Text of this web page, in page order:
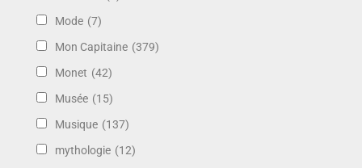
Mode (7)
Mon Capitaine (379)
Monet (42)
Musée (15)
Musique (137)
mythologie (12)